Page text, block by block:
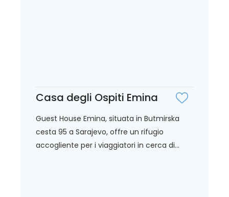
Casa degli Ospiti Emina
Guest House Emina, situata in Butmirska
cesta 95 a Sarajevo, offre un rifugio
accogliente per i viaggiatori in cerca di...